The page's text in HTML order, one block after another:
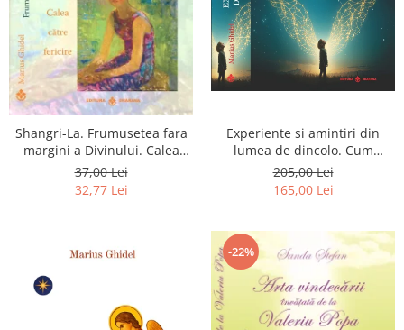
Shangri-La. Frumusetea fara
margini a Divinului. Calea
catre fericire
37,00 Lei
32,77 Lei
Experiente si amintiri din
lumea de dincolo. Cum
obtinem puteri
extrasenzoriale - cu exercitii
205,00 Lei
165,00 Lei
-22%